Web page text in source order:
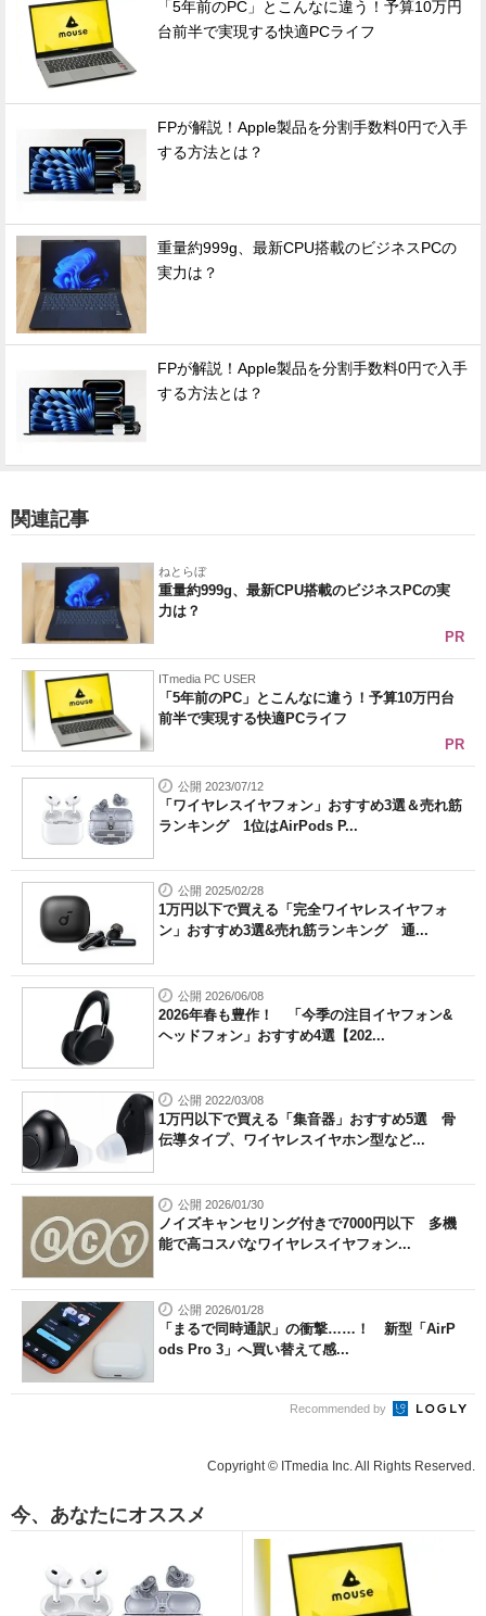
「5年前のPC」とこんなに違う！予算10万円
台前半で実現する快適PCライフ
FPが解説！Apple製品を分割手数料0円で入手
する方法とは？
重量約999g、最新CPU搭載のビジネスPCの
実力は？
FPが解説！Apple製品を分割手数料0円で入手
する方法とは？
関連記事
ねとらぼ
重量約999g、最新CPU搭載のビジネスPCの実
力は？
PR
ITmedia PC USER
「5年前のPC」とこんなに違う！予算10万円台
前半で実現する快適PCライフ
PR
公開 2023/07/12
「ワイヤレスイヤフォン」おすすめ3選＆売れ筋
ランキング 1位はAirPods P...
公開 2025/02/28
1万円以下で買える「完全ワイヤレスイヤフォ
ン」おすすめ3選&売れ筋ランキング 通...
公開 2026/06/08
2026年春も豊作！ 「今季の注目イヤフォン&
ヘッドフォン」おすすめ4選【202...
公開 2022/03/08
1万円以下で買える「集音器」おすすめ5選 骨
伝導タイプ、ワイヤレスイヤホン型など...
公開 2026/01/30
ノイズキャンセリング付きで7000円以下 多機
能で高コスパなワイヤレスイヤフォン...
公開 2026/01/28
「まるで同時通訳」の衝撃……！ 新型「AirP
ods Pro 3」へ買い替えて感...
Recommended by
Copyright © ITmedia Inc. All Rights Reserved.
今、あなたにオススメ